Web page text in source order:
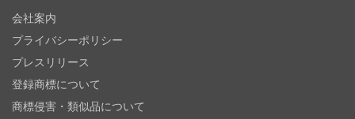
会社案内
プライバシーポリシー
プレスリリース
登録商標について
商標侵害・類似品について